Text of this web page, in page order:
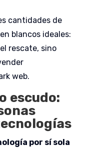
cantidades de
blancos ideales:
rescate, sino
web.
escudo:
por sí sola